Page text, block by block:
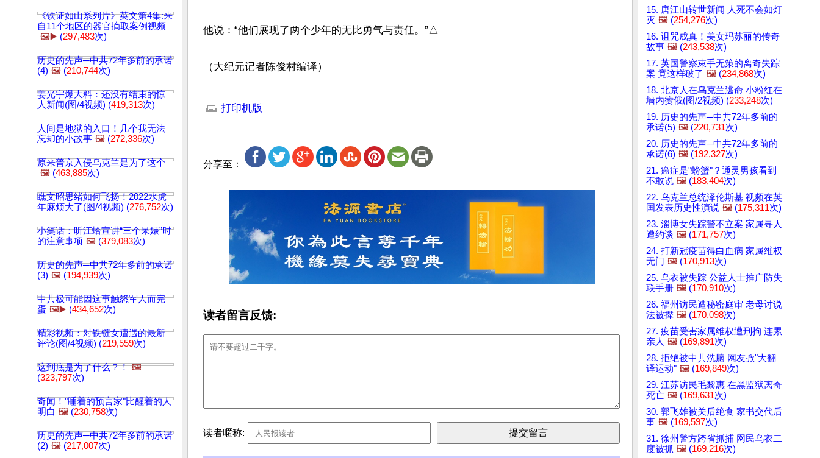
《铁证如山系列片》英文第4集:来
自11个地区的器官摘取案例视频
🖼️▶️ (297,483次)
历史的先声─中共72年多前的承诺
(4) 🖼️ (210,744次)
姜光宇爆大料：还没有结束的惊
人新闻(图/4视频) (419,313次)
人间是地狱的入口！几个我无法
忘却的小故事 🖼️ (272,336次)
原来普京入侵乌克兰是为了这个
🖼️ (463,885次)
瞧文昭思绪如何飞扬！2022水虎
年麻烦大了(图/4视频) (276,752次)
小笑话：听江蛤宣讲“三个呆婊”时
的注意事项 🖼️ (379,083次)
历史的先声─中共72年多前的承诺
(3) 🖼️ (194,939次)
中共极可能因这事触怒军人而完
蛋 🖼️▶️ (434,652次)
精彩视频：对铁链女遭遇的最新
评论(图/4视频) (219,559次)
这到底是为了什么？！ 🖼️
(323,797次)
奇闻！"睡着的预言家"比醒着的人
明白 🖼️ (230,758次)
历史的先声─中共72年多前的承诺
(2) 🖼️ (217,007次)
他说：“他们展现了两个少年的无比勇气与责任。”△
（大纪元记者陈俊村编译）
打印机版
分享至：
读者留言反馈:
读者暱称:
15. 唐江山转世新闻 人死不会如灯
灭 🖼️ (254,276次)
16. 诅咒成真！美女玛苏丽的传奇
故事 🖼️ (243,538次)
17. 英国警察束手无策的离奇失踪
案 竟这样破了 🖼️ (234,868次)
18. 北京人在乌克兰逃命 小粉红在
墙内赞俄(图/2视频) (233,248次)
19. 历史的先声─中共72年多前的
承诺(5) 🖼️ (220,731次)
20. 历史的先声─中共72年多前的
承诺(6) 🖼️ (192,327次)
21. 癌症是"螃蟹"？通灵男孩看到
不敢说 🖼️ (183,404次)
22. 乌克兰总统泽伦斯基 视频在英
国发表历史性演说 🖼️ (175,311次)
23. 淄博女失踪警不立案 家属寻人
遭约谈 🖼️ (171,757次)
24. 打新冠疫苗得白血病 家属维权
无门 🖼️ (170,913次)
25. 乌衣被失踪 公益人士推广防失
联手册 🖼️ (170,910次)
26. 福州访民遭秘密庭审 老母讨说
法被撵 🖼️ (170,098次)
27. 疫苗受害家属维权遭刑拘 连累
亲人 🖼️ (169,891次)
28. 拒绝被中共洗脑 网友掀"大翻
译运动" 🖼️ (169,849次)
29. 江苏访民毛黎惠 在黑监狱离奇
死亡 🖼️ (169,631次)
30. 郭飞雄被关后绝食 家书交代后
事 🖼️ (169,597次)
31. 徐州警方跨省抓捕 网民乌衣二
度被抓 🖼️ (169,216次)